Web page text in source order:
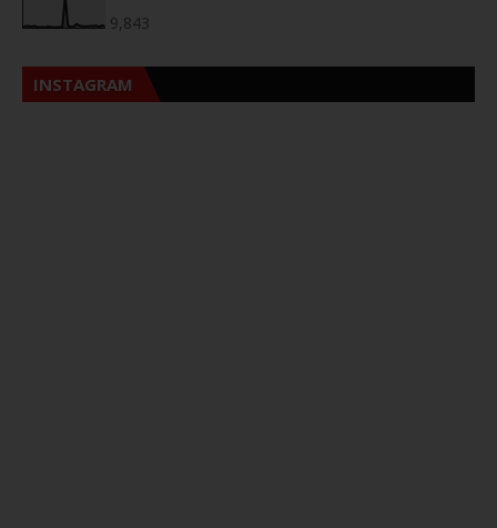
9,843
INSTAGRAM